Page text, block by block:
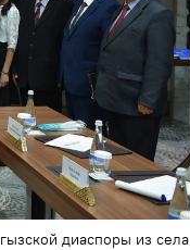
диаспоры из села